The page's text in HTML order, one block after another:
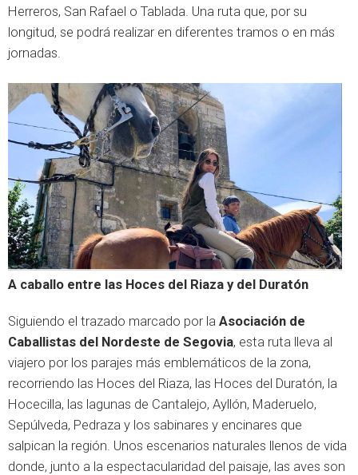
Herreros, San Rafael o Tablada. Una ruta que, por su
longitud, se podrá realizar en diferentes tramos o en más
jornadas.
A caballo entre las Hoces del Riaza y del Duratón
Siguiendo el trazado marcado por la Asociación de
Caballistas del Nordeste de Segovia, esta ruta lleva al
viajero por los parajes más emblemáticos de la zona,
recorriendo las Hoces del Riaza, las Hoces del Duratón, la
Hocecilla, las lagunas de Cantalejo, Ayllón, Maderuelo,
Sepúlveda, Pedraza y los sabinares y encinares que
salpican la región. Unos escenarios naturales llenos de vida
donde, junto a la espectacularidad del paisaje, las aves son